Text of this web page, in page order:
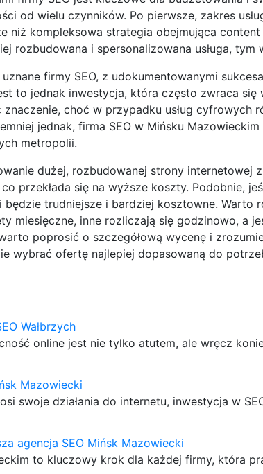
od wielu czynników. Po pierwsze, zakres
niż kompleksowa strategia obejmująca
rozbudowana i spersonalizowana usługa, tym
firmy SEO, z udokumentowanymi
to jednak inwestycja, która często zwraca się
choć w przypadku usług cyfrowych
jednak, firma SEO w Mińsku
metropolii.
dużej, rozbudowanej strony internetowej
przekłada się na wyższe koszty. Podobnie,
trudniejsze i bardziej kosztowne. Warto
miesięczne, inne rozliczają się godzinowo, a
poprosić o szczegółową wycenę i
wybrać ofertę najlepiej dopasowaną do
Wałbrzych
online jest nie tylko atutem, ale wręcz
Mazowiecki
swoje działania do internetu, inwestycja w
agencja SEO Mińsk Mazowiecki
to kluczowy krok dla każdej firmy, która